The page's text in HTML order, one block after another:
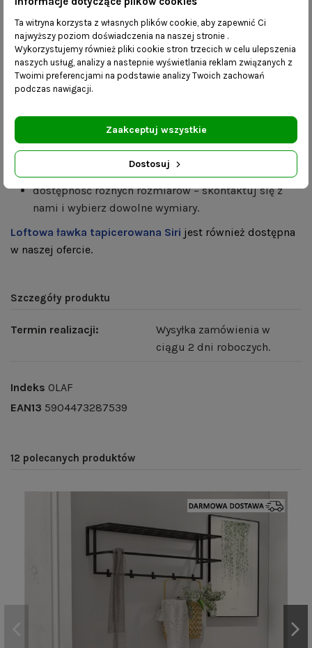
blachy utrzymają nawet duży ciężar, a kołki z wkrętami i
zaślepkami dołączane do wieszaka zapewniają stabilny,
estetyczny montaż. Metalowy wieszak ścienny Olaf
dostępny jest w kilku rozmiarach i kolorach co sprawia,
że dopasowanie go do własnych potrzeb i gustów nie
stanowi żadnego problemu.
Korzyści:
dostępność różnych rozmiarów – skontaktuj się z
nami i wybierz dowolne wymiary.
Loftowa ławka tapicerowana Siri jest również dostępna
w naszej ofercie.
Szczegóły produktu
Termin realizacji:
Wysyłka zamówienia w
ciągu 2 dni roboczych.
Indeks OLAF
EAN13 5904473287539
12 polecanych produktów
Ta witryna korzysta z własnych plików cookie, aby zapewnić Ci
najwyższy poziom doświadczenia na naszej stronie .
Wykorzystujemy również pliki cookie stron trzecich w celu ulepszenia
naszych usług, analizy a nastepnie wyświetlania reklam związanych z
Twoimi preferencjami na podstawie analizy Twoich zachowań
podczas nawigacji.
Dostosuj
Zaakceptuj wszystkie